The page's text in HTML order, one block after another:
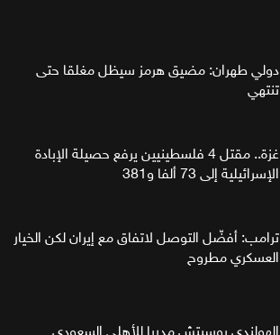
دولي طهران: مضيق هرمز سيظل مغلقا حتى
تنتهي
غزة.. مقتل 4 فلسطينيين يرفع حصيلة الإبادة
الإسرائيلية إلى 73 ألفا و381
ترامب: أفضّل التوصل لاتفاق مع إيران لكن الخيار
العسكري مطروح
الهولندي بوسيتش مدربا للأهلي السعودي